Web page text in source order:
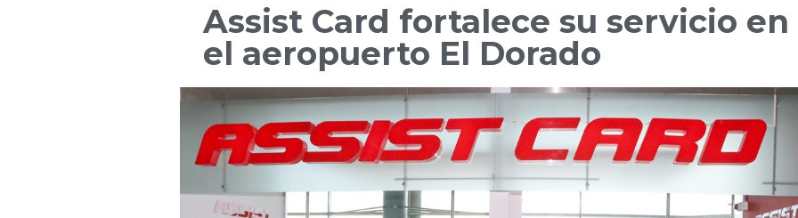
Assist Card fortalece su servicio en
el aeropuerto El Dorado